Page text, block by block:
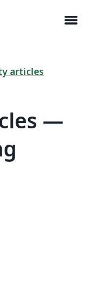
menu
articles
—